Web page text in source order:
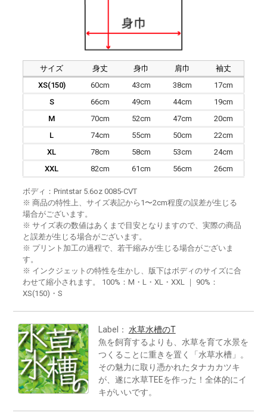
サイズ 身丈 身巾 肩巾
袖丈
XS(150)
60cm 43cm 38cm
17cm
S
66cm 49cm 44cm
19cm
M
70cm 52cm 47cm
20cm
L
74cm 55cm 50cm
22cm
XL
78cm 58cm 53cm
24cm
XXL
82cm 61cm 56cm 26cm
ボディ：Printstar 5.6oz 0085-CVT
※ 商品の特性上、サイズ表記から1〜2cm程度の誤差が生じる
場合がございます。
※ サイズ表の数値はあくまで目安となりますので、実際の商品
と誤差が生じる場合がございます。
※ プリント加工の過程で、若干縮みが生じる場合がございま
す。
※ インクジェットの特性を生かし、版下はボディのサイズに合
わせて縮小されます。 100%：M・L・XL・XXL ｜ 90%：
XS(150)・S
Label： 水草水槽のT
魚を飼育するよりも、水草を育て水景を
つくることに重きを置く「水草水槽」。
その魅力に取り憑かれたタナカカツキ
が、遂に水草TEEを作った！全体的にイ
キがいいです。